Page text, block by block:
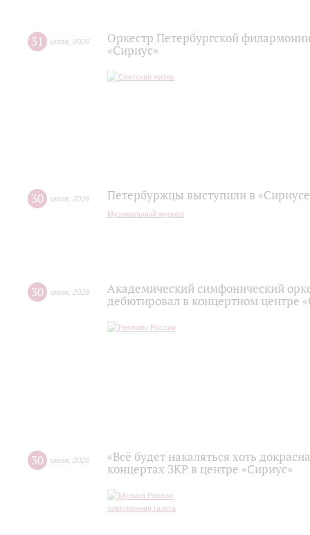
31 июля 2026
Оркестр Петербургской
«Сириус»
30 июля 2026 Петербуржцы выступили в
Музыкальный журнал
30 июля 2026
Академический симфонический
дебютировал в концертном центре
30 июля 2026
«Всё будет накаляться хоть
концертах ЗКР в центре «Сириус»